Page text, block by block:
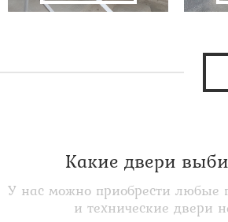
Какие двери
У нас можно приобрести любые
и технические двери